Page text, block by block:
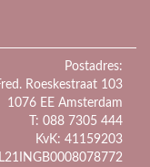
Postadres:
Roeskestraat 103
1076 EE Amsterdam
T: 088 7305 444
KvK: 41159203